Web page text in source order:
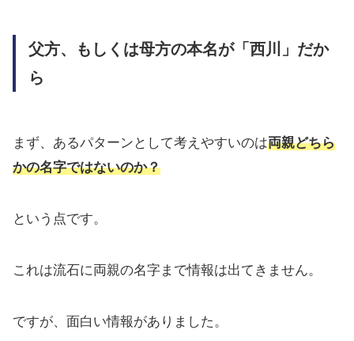
父方、もしくは母方の本名が「西川」だか
ら
まず、あるパターンとして考えやすいのは両親どちら
かの名字ではないのか？
という点です。
これは流石に両親の名字まで情報は出てきません。
ですが、面白い情報がありました。